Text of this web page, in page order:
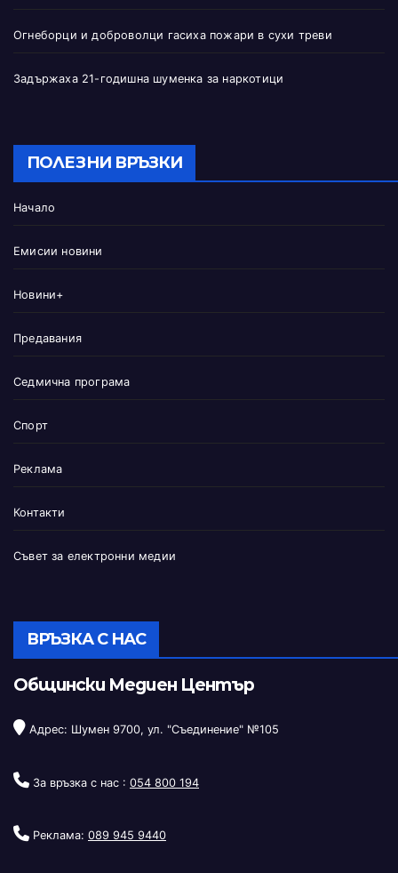
Огнеборци и доброволци гасиха пожари в сухи треви
Задържаха 21-годишна шуменка за наркотици
ПОЛЕЗНИ ВРЪЗКИ
Начало
Емисии новини
Новини+
Предавания
Седмична програма
Спорт
Реклама
Контакти
Съвет за електронни медии
ВРЪЗКА С НАС
Общински Медиен Център
Адрес: Шумен 9700, ул. "Съединение" №105
За връзка с нас : 054 800 194
Реклама: 089 945 9440